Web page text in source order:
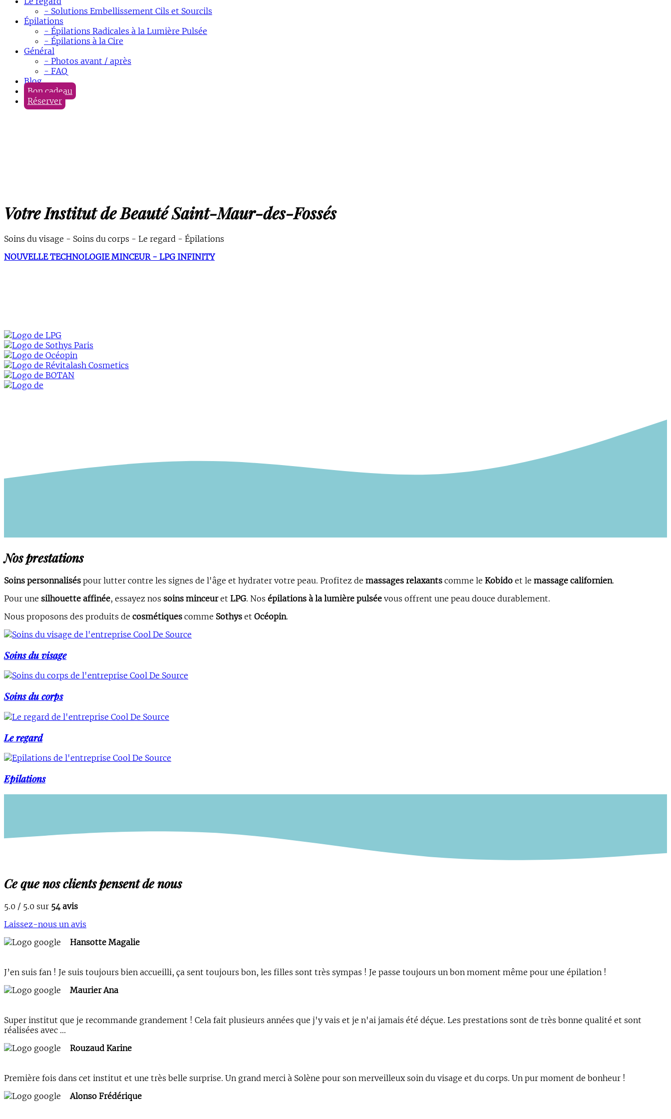
- Solutions Embellissement Cils et Sourcils
Épilations
- Épilations Radicales à la Lumière Pulsée
- Épilations à la Cire
Général
- Photos avant / après
- FAQ
Blog
Bon cadeau
Réserver
Votre Institut de Beauté Saint-Maur-des-Fossés
Soins du visage - Soins du corps - Le regard - Épilations
NOUVELLE TECHNOLOGIE MINCEUR - LPG INFINITY
Nos prestations
Soins personnalisés pour lutter contre les signes de l'âge et hydrater votre peau. Profitez de massages relaxants comme le Kobido et le massage californien.
Pour une silhouette affinée, essayez nos soins minceuret LPG. Nos épilations à la lumière pulsée vous offrent une peau douce durablement.
Nous proposons des produits de cosmétiques comme Sothys et Océopin.
Soins du visage
Soins du corps
Le regard
Epilations
Ce que nos clients pensent de nous
5.0 / 5.0 sur 54 avis
Laissez-nous un avis
Hansotte Magalie
J’en suis fan ! Je suis toujours bien accueilli, ça sent toujours bon, les filles sont très sympas ! Je passe toujours un bon moment même pour une épilation !
Maurier Ana
Super institut que je recommande grandement ! Cela fait plusieurs années que j'y vais et je n'ai jamais été déçue. Les prestations sont de très bonne qualité et sont
réalisées avec ...
Rouzaud Karine
Première fois dans cet institut et une très belle surprise. Un grand merci à Solène pour son merveilleux soin du visage et du corps. Un pur moment de bonheur !
Alonso Frédérique